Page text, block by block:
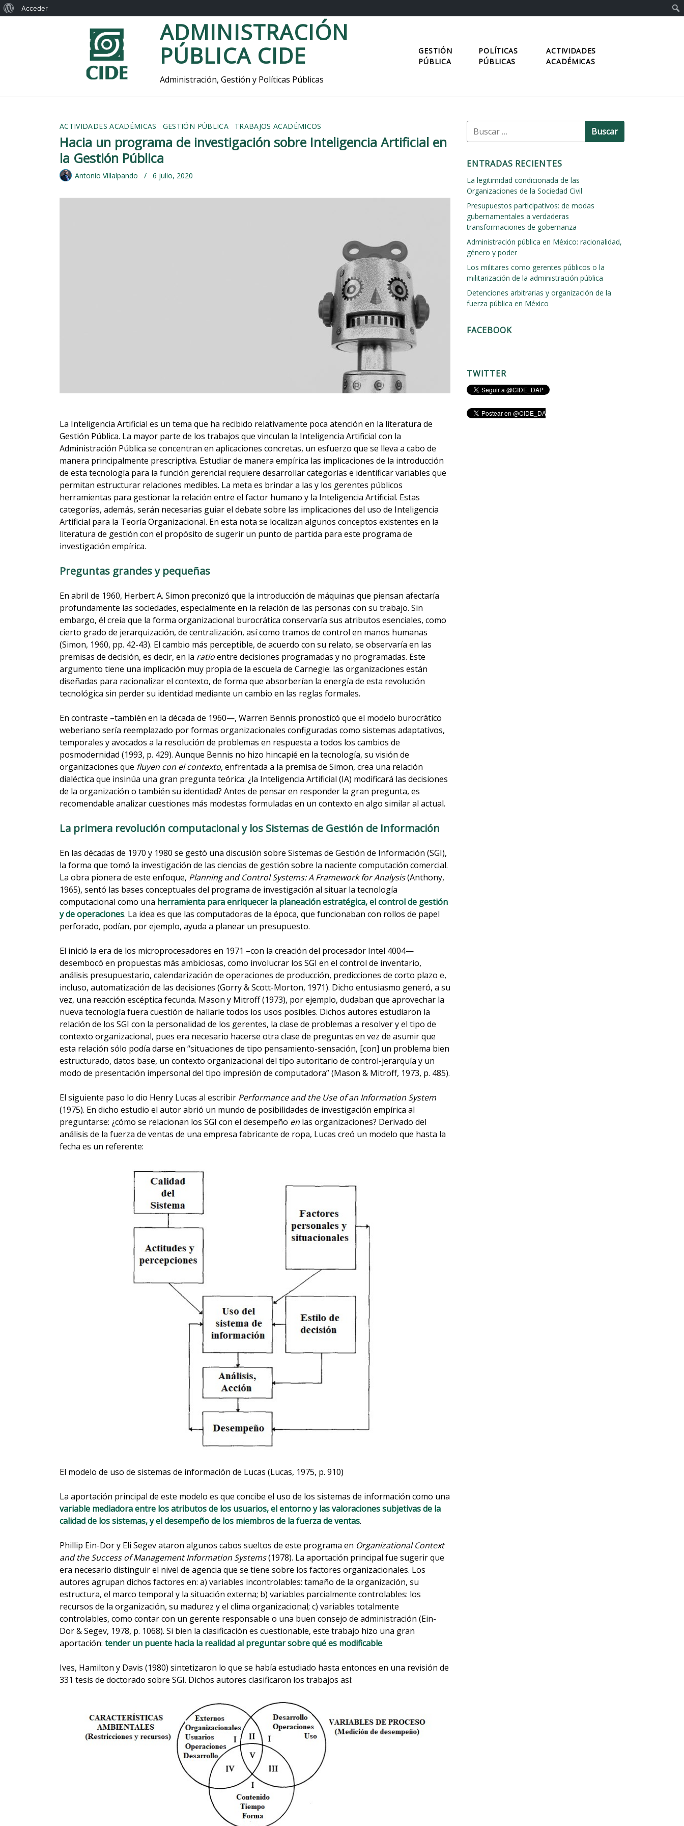
l
Acceder
ADMINISTRACIÓN
PÚBLICA CIDE
Administración, Gestión y Políticas Públicas
GESTIÓN
PÚBLICA
POLÍTICAS
PÚBLICAS
ACTIVIDADES
ACADÉMICAS
ACTIVIDADES ACADÉMICAS GESTIÓN PÚBLICA TRABAJOS ACADÉMICOS
Hacia un programa de investigación sobre Inteligencia Artificial en
la Gestión Pública
Antonio Villalpando 6 julio, 2020
La Inteligencia Artificial es un tema que ha recibido relativamente poca atención en la literatura de
Gestión Pública. La mayor parte de los trabajos que vinculan la Inteligencia Artificial con la
Administración Pública se concentran en aplicaciones concretas, un esfuerzo que se lleva a cabo de
manera principalmente prescriptiva. Estudiar de manera empírica las implicaciones de la introducción
de esta tecnología para la función gerencial requiere desarrollar categorías e identificar variables que
permitan estructurar relaciones medibles. La meta es brindar a las y los gerentes públicos
herramientas para gestionar la relación entre el factor humano y la Inteligencia Artificial. Estas
categorías, además, serán necesarias guiar el debate sobre las implicaciones del uso de Inteligencia
Artificial para la Teoría Organizacional. En esta nota se localizan algunos conceptos existentes en la
literatura de gestión con el propósito de sugerir un punto de partida para este programa de
investigación empírica.
Preguntas grandes y pequeñas
En abril de 1960, Herbert A. Simon preconizó que la introducción de máquinas que piensan afectaría
profundamente las sociedades, especialmente en la relación de las personas con su trabajo. Sin
embargo, él creía que la forma organizacional burocrática conservaría sus atributos esenciales, como
cierto grado de jerarquización, de centralización, así como tramos de control en manos humanas
(Simon, 1960, pp. 42-43). El cambio más perceptible, de acuerdo con su relato, se observaría en las
premisas de decisión, es decir, en la ratioentre decisiones programadas y no programadas. Este
argumento tiene una implicación muy propia de la escuela de Carnegie: las organizaciones están
diseñadas para racionalizar el contexto, de forma que absorberían la energía de esta revolución
tecnológica sin perder su identidad mediante un cambio en las reglas formales.
En contraste –también en la década de 1960—, Warren Bennis pronosticó que el modelo burocrático
weberiano sería reemplazado por formas organizacionales configuradas como sistemas adaptativos,
temporales y avocados a la resolución de problemas en respuesta a todos los cambios de
posmodernidad (1993, p. 429). Aunque Bennis no hizo hincapié en la tecnología, su visión de
organizaciones que fluyen con el contexto, enfrentada a la premisa de Simon, crea una relación
dialéctica que insinúa una gran pregunta teórica: ¿la Inteligencia Artificial (IA) modificará las decisiones
de la organización o también su identidad? Antes de pensar en responder la gran pregunta, es
recomendable analizar cuestiones más modestas formuladas en un contexto en algo similar al actual.
La primera revolución computacional y los Sistemas de Gestión de Información
En las décadas de 1970 y 1980 se gestó una discusión sobre Sistemas de Gestión de Información (SGI),
la forma que tomó la investigación de las ciencias de gestión sobre la naciente computación comercial.
La obra pionera de este enfoque, Planning and Control Systems: A Framework for Analysis(Anthony,
1965), sentó las bases conceptuales del programa de investigación al situar la tecnología
computacional como una herramienta para enriquecer la planeación estratégica, el control de gestión
y de operaciones. La idea es que las computadoras de la época, que funcionaban con rollos de papel
perforado, podían, por ejemplo, ayuda a planear un presupuesto.
El inició la era de los microprocesadores en 1971 –con la creación del procesador Intel 4004—
desembocó en propuestas más ambiciosas, como involucrar los SGI en el control de inventario,
análisis presupuestario, calendarización de operaciones de producción, predicciones de corto plazo e,
incluso, automatización de las decisiones (Gorry & Scott-Morton, 1971). Dicho entusiasmo generó, a su
vez, una reacción escéptica fecunda. Mason y Mitroff (1973), por ejemplo, dudaban que aprovechar la
nueva tecnología fuera cuestión de hallarle todos los usos posibles. Dichos autores estudiaron la
relación de los SGI con la personalidad de los gerentes, la clase de problemas a resolver y el tipo de
contexto organizacional, pues era necesario hacerse otra clase de preguntas en vez de asumir que
esta relación sólo podía darse en “situaciones de tipo pensamiento-sensación, [con] un problema bien
estructurado, datos base, un contexto organizacional del tipo autoritario de control-jerarquía y un
modo de presentación impersonal del tipo impresión de computadora” (Mason & Mitroff, 1973, p. 485).
El siguiente paso lo dio Henry Lucas al escribir Performance and the Use of an Information System
(1975). En dicho estudio el autor abrió un mundo de posibilidades de investigación empírica al
preguntarse: ¿cómo se relacionan los SGI con el desempeño en las organizaciones? Derivado del
análisis de la fuerza de ventas de una empresa fabricante de ropa, Lucas creó un modelo que hasta la
fecha es un referente:
El modelo de uso de sistemas de información de Lucas (Lucas, 1975, p. 910)
La aportación principal de este modelo es que concibe el uso de los sistemas de información como una
variable mediadora entre los atributos de los usuarios, el entorno y las valoraciones subjetivas de la
calidad de los sistemas, y el desempeño de los miembros de la fuerza de ventas.
Phillip Ein-Dor y Eli Segev ataron algunos cabos sueltos de este programa en Organizational Context
and the Success of Management Information Systems(1978). La aportación principal fue sugerir que
era necesario distinguir el nivel de agencia que se tiene sobre los factores organizacionales. Los
autores agrupan dichos factores en: a) variables incontrolables: tamaño de la organización, su
estructura, el marco temporal y la situación externa; b) variables parcialmente controlables: los
recursos de la organización, su madurez y el clima organizacional; c) variables totalmente
controlables, como contar con un gerente responsable o una buen consejo de administración (Ein-
Dor & Segev, 1978, p. 1068). Si bien la clasificación es cuestionable, este trabajo hizo una gran
aportación: tender un puente hacia la realidad al preguntar sobre qué es modificable.
Ives, Hamilton y Davis (1980) sintetizaron lo que se había estudiado hasta entonces en una revisión de
331 tesis de doctorado sobre SGI. Dichos autores clasificaron los trabajos así:
B
c
a
r
:
ENTRADAS RECIENTES
La legitimidad condicionada de las
Organizaciones de la Sociedad Civil
Presupuestos participativos: de modas
gubernamentales a verdaderas
transformaciones de gobernanza
Administración pública en México: racionalidad,
género y poder
Los militares como gerentes públicos o la
militarización de la administración pública
Detenciones arbitrarias y organización de la
fuerza pública en México
FACEBOOK
TWITTER